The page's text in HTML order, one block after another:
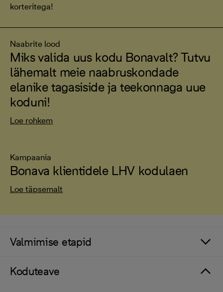
korteritega!
Naabrite lood
Miks valida uus kodu Bonavalt? Tutvu
lähemalt meie naabruskondade
elanike tagasiside ja teekonnaga uue
koduni!
Loe rohkem
Kampaania
Bonava klientidele LHV kodulaen
Loe täpsemalt
Valmimise etapid
Koduteave